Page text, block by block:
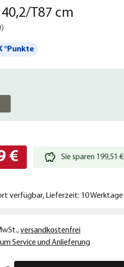
T87 cm
)
°Punkte
€ Sie sparen 199,51 €
verfügbar, Lieferzeit: 10 Werktage
,versandkostenfrei
Service und Anlieferung